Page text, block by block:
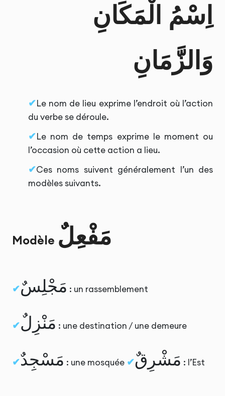
اِسْمُ الْمَكَانِ
وَالزَّمَانِ
Le nom de lieu exprime l’endroit où l’action
du verbe se déroule.
Le nom de temps exprime le moment ou
l’occasion où cette action a lieu.
Ces noms suivent généralement l’un des
modèles suivants.
Modèle مَفْعِلٌ
مَجْلِسٌ : un rassemblement
مَنْزِلٌ : une destination / une demeure
مَسْجِدٌ : une mosquée مَشْرِقٌ : l’Est